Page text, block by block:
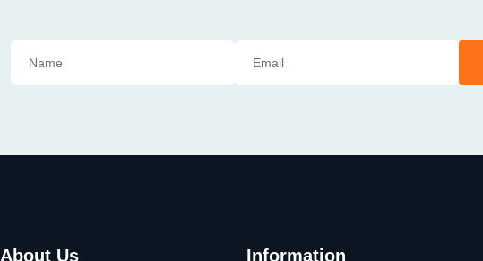
About Us Information